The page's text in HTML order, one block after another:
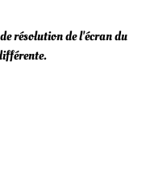
résolution de l'écran du